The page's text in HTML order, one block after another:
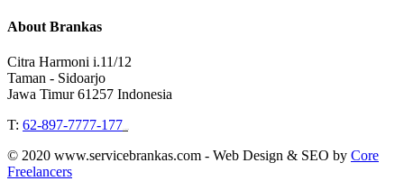
About Brankas
Citra Harmoni i.11/12
Taman - Sidoarjo
Jawa Timur 61257 Indonesia
T: 62-897-7777-177
© 2020 www.servicebrankas.com - Web Design & SEO by Core
Freelancers